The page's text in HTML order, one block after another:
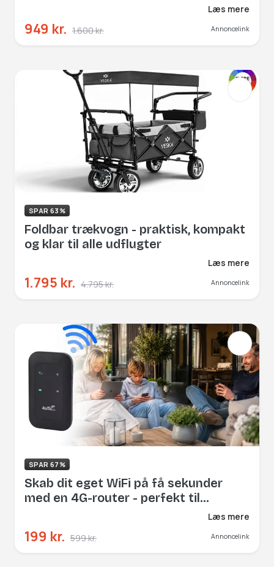
Læs mere
949 kr. 1.600 kr. Annoncelink
SPAR 63%
Foldbar trækvogn - praktisk, kompakt
og klar til alle udflugter
Læs mere
1.795 kr. 4.795 kr. Annoncelink
SPAR 67%
Skab dit eget WiFi på få sekunder
med en 4G-router - perfekt til
sommerhus, rejser eller campingvogn
Læs mere
199 kr. 599 kr. Annoncelink